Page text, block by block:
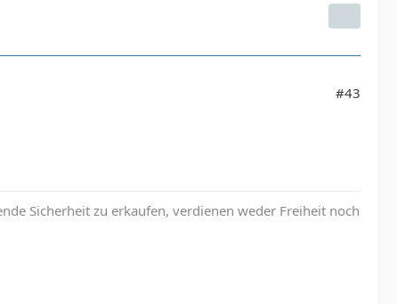
#43
Sicherheit zu erkaufen, verdienen weder Freiheit noch